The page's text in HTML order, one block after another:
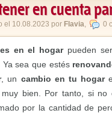
en cuenta
el 10.08.2023 por Flavia, 0
en el hogarpueden ser
sea que estés
, un cambio en tu hogar
bien. Por tanto, si no
por la cantidad de